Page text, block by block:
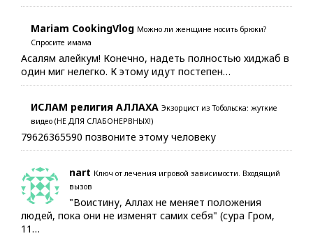
Mariam CookingVlog Можно ли женщине носить брюки?
Спросите имама
Асалям алейкум! Конечно, надеть полностью хиджаб в
один миг нелегко. К этому идут постепен…
ИСЛАМ религия АЛЛАХА Экзорцист из Тобольска: жуткие
видео (НЕ ДЛЯ СЛАБОНЕРВНЫХ!)
79626365590 позвоните этому человеку
nart Ключ от лечения игровой зависимости. Входящий
вызов
"Воистину, Аллах не меняет положения
людей, пока они не изменят самих себя" (сура Гром,
11…